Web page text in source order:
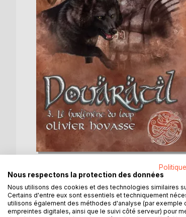
DESCRIPTION AUTEUR(S)
Nous respectons la protection des données
Nous utilisons des cookies et des technologies similaires
Certains d'entre eux sont essentiels et techniquement
utilisons également des méthodes d'analyse (par exemple
empreintes digitales, ainsi que le suivi côté serveur) pour